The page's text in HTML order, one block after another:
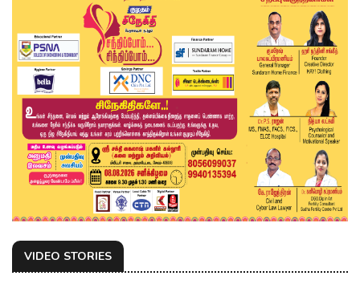
VIDEO STORIES